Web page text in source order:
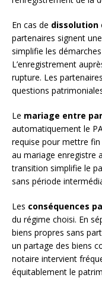
En cas de dissolution
partenaires signent
simplifie les
L’enregistrement
rupture. Les
questions
Le mariage entre
automatiquement le
requise pour mettre fin
au mariage enregistre
transition simplifie le
sans période
Les conséquences
du régime choisi. En
biens propres sans
un partage des biens
notaire intervient
équitablement le